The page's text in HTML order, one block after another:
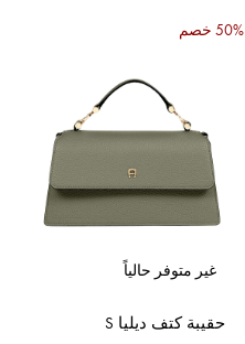
غير متوفر حالياً
50% خصم
حقيبة كتف ديليا S